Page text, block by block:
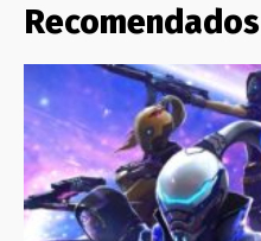
Recomendados